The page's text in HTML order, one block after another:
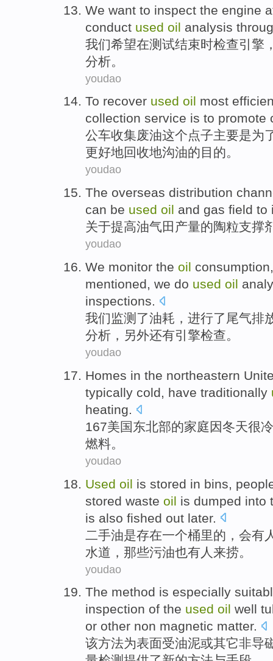
We want to inspect the engine
conduct used oil analysis
我们希望在测试结束时检查引擎
分析。
youdao
To recover used oil most
collection service is to promote
公车收集废油这个点子主要是为
更好地回收地沟油的目的。
youdao
The overseas distribution
can be used oil and gas field to
关于提高油气田 产量的陶粒支撑
youdao
We monitor the oil consumption
mentioned, we do used oil
inspections.
我们监测 了油耗 ， 进行了 尾气排
分析 ， 另外还有引擎检查。
youdao
Homes in the northeastern
typically cold, have traditionally
heating.
167美国东北部的家庭因冬天很冷
燃料。
youdao
Used oil is stored in bins
stored waste oil is dumped into
is also fished out later.
二手油是存在一个桶里的， 会有
水道 ，那些污油也有人来捞。
youdao
The method is especially
inspection of the used oil well
or other non magnetic matter.
该方法为表面受油泥或其它非导